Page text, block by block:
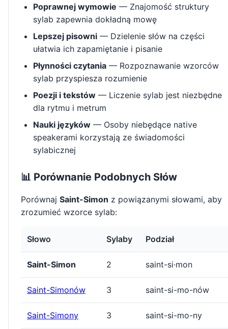
Poprawnej wymowie — Znajomość struktury
sylab zapewnia dokładną mowę
Lepszej pisowni — Dzielenie słów na części
ułatwia ich zapamiętanie i pisanie
Płynności czytania — Rozpoznawanie wzorców
sylab przyspiesza rozumienie
Poezji i tekstów — Liczenie sylab jest niezbędne
dla rytmu i metrum
Nauki języków — Osoby niebędące native
speakerami korzystają ze świadomości
sylabicznej
📊 Porównanie Podobnych Słów
Porównaj Saint-Simon z powiązanymi słowami, aby
zrozumieć wzorce sylab:
Słowo Sylaby Podział
Saint-Simon 2 saint-si·mon
Saint-Simonów 3 saint-si-mo-nów
Saint-Simony 3 saint-si-mo-ny